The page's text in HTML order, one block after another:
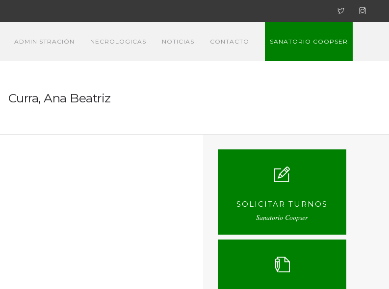
ADMINISTRACIÓN NECROLOGICAS NOTICIAS CONTACTO SANATORIO COOPSER
Curra, Ana Beatriz
SOLICITAR TURNOS
Sanatorio Coopser